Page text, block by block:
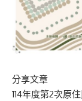
分享文章
114年度第2次原